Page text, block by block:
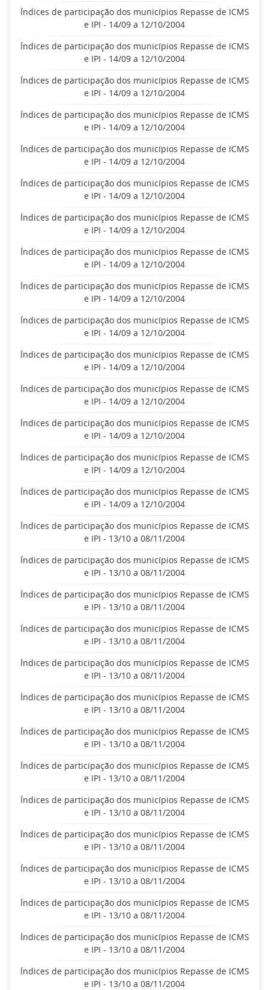
Índices de participação dos municípios Repasse de ICMS
e IPI - 14/09 a 12/10/2004
Índices de participação dos municípios Repasse de ICMS
e IPI - 14/09 a 12/10/2004
Índices de participação dos municípios Repasse de ICMS
e IPI - 14/09 a 12/10/2004
Índices de participação dos municípios Repasse de ICMS
e IPI - 14/09 a 12/10/2004
Índices de participação dos municípios Repasse de ICMS
e IPI - 14/09 a 12/10/2004
Índices de participação dos municípios Repasse de ICMS
e IPI - 14/09 a 12/10/2004
Índices de participação dos municípios Repasse de ICMS
e IPI - 14/09 a 12/10/2004
Índices de participação dos municípios Repasse de ICMS
e IPI - 14/09 a 12/10/2004
Índices de participação dos municípios Repasse de ICMS
e IPI - 14/09 a 12/10/2004
Índices de participação dos municípios Repasse de ICMS
e IPI - 14/09 a 12/10/2004
Índices de participação dos municípios Repasse de ICMS
e IPI - 14/09 a 12/10/2004
Índices de participação dos municípios Repasse de ICMS
e IPI - 14/09 a 12/10/2004
Índices de participação dos municípios Repasse de ICMS
e IPI - 14/09 a 12/10/2004
Índices de participação dos municípios Repasse de ICMS
e IPI - 14/09 a 12/10/2004
Índices de participação dos municípios Repasse de ICMS
e IPI - 14/09 a 12/10/2004
Índices de participação dos municípios Repasse de ICMS
e IPI - 13/10 a 08/11/2004
Índices de participação dos municípios Repasse de ICMS
e IPI - 13/10 a 08/11/2004
Índices de participação dos municípios Repasse de ICMS
e IPI - 13/10 a 08/11/2004
Índices de participação dos municípios Repasse de ICMS
e IPI - 13/10 a 08/11/2004
Índices de participação dos municípios Repasse de ICMS
e IPI - 13/10 a 08/11/2004
Índices de participação dos municípios Repasse de ICMS
e IPI - 13/10 a 08/11/2004
Índices de participação dos municípios Repasse de ICMS
e IPI - 13/10 a 08/11/2004
Índices de participação dos municípios Repasse de ICMS
e IPI - 13/10 a 08/11/2004
Índices de participação dos municípios Repasse de ICMS
e IPI - 13/10 a 08/11/2004
Índices de participação dos municípios Repasse de ICMS
e IPI - 13/10 a 08/11/2004
Índices de participação dos municípios Repasse de ICMS
e IPI - 13/10 a 08/11/2004
Índices de participação dos municípios Repasse de ICMS
e IPI - 13/10 a 08/11/2004
Índices de participação dos municípios Repasse de ICMS
e IPI - 13/10 a 08/11/2004
Índices de participação dos municípios Repasse de ICMS
e IPI - 13/10 a 08/11/2004